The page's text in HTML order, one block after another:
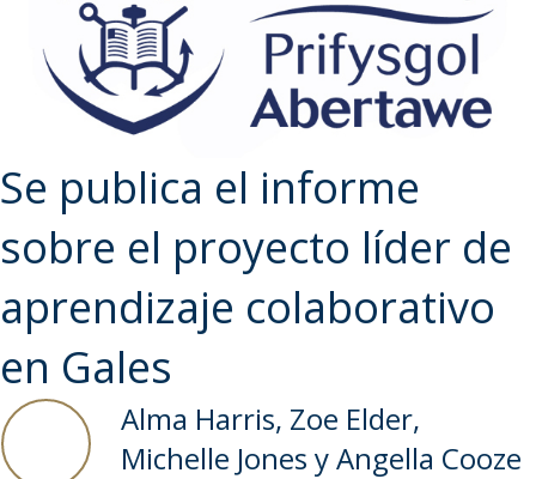
Se publica el informe
sobre el proyecto líder de
aprendizaje colaborativo
en Gales
Alma Harris, Zoe Elder,
Michelle Jones y Angella Cooze